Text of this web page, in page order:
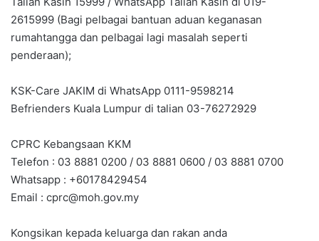
2615999 (Bagi pelbagai bantuan aduan keganasan
rumahtangga dan pelbagai lagi masalah seperti
penderaan);
KSK-Care JAKIM di WhatsApp 0111-9598214
Befrienders Kuala Lumpur di talian 03-76272929
CPRC Kebangsaan KKM
Telefon : 03 8881 0200 / 03 8881 0600 / 03 8881 0700
Whatsapp : +60178429454
Email : cprc@moh.gov.my
Kongsikan kepada keluarga dan rakan anda